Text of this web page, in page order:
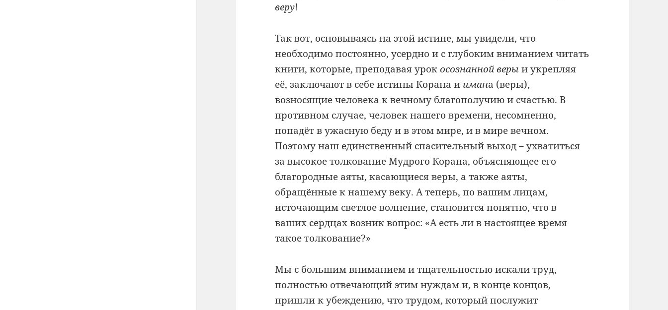
веру!
Так вот, основываясь на этой истине, мы увидели, что
необходимо постоянно, усердно и с глубоким вниманием читать
книги, которые, преподавая урокосознанной веры и укрепляя
её, заключают в себе истины Корана и имана (веры),
возносящие человека к вечному благополучию и счастью. В
противном случае, человек нашего времени, несомненно,
попадёт в ужасную беду и в этом мире, и в мире вечном.
Поэтому наш единственный спасительный выход – ухватиться
за высокое толкование Мудрого Корана, объясняющее его
благородные аяты, касающиеся веры, а также аяты,
обращённые к нашему веку. А теперь, по вашим лицам,
источающим светлое волнение, становится понятно, что в
ваших сердцах возник вопрос: «А есть ли в настоящее время
такое толкование?»
Мы с большим вниманием и тщательностью искали труд,
полностью отвечающий этим нуждам и, в конце концов,
пришли к убеждению, что трудом, который послужит